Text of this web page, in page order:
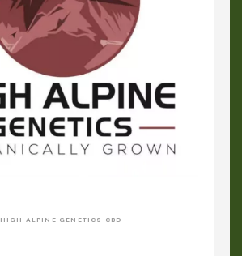
HIGH ALPINE GENETICS CBD